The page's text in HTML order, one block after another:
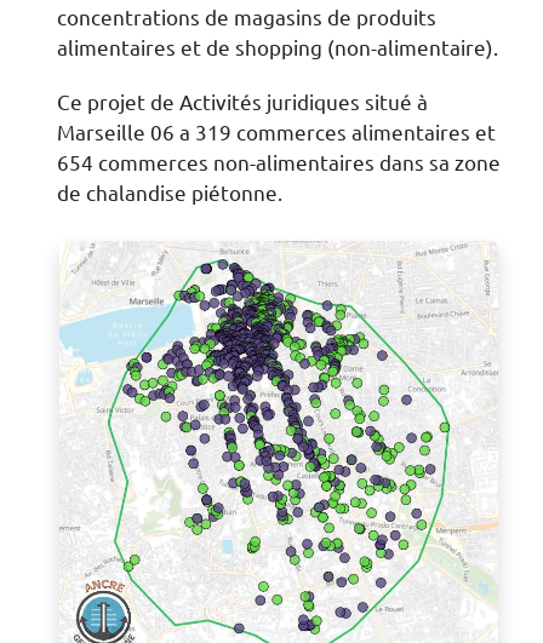
concentrations de magasins de produits
alimentaires et de shopping (non-alimentaire).
Ce projet de Activités juridiques situé à
Marseille 06 a 319 commerces alimentaires et
654 commerces non-alimentaires dans sa zone
de chalandise piétonne.